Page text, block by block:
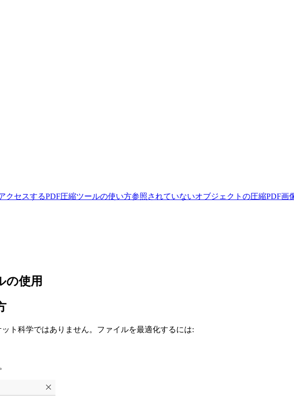
クセスするPDF圧縮ツールの使い方参照されていないオブジェクトの圧縮PDF画
の使用
ト科学ではありません。ファイルを最適化するには: